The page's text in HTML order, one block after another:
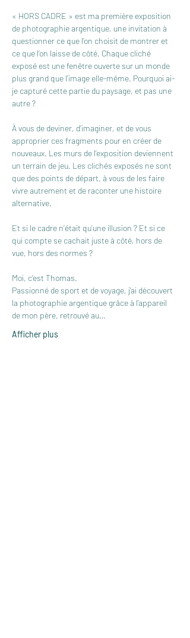
« HORS CADRE » est ma première exposition
de photographie argentique, une invitation à
questionner ce que l’on choisit de montrer et
ce que l’on laisse de côté. Chaque cliché
exposé est une fenêtre ouverte sur un monde
plus grand que l’image elle-même. Pourquoi ai-
je capturé cette partie du paysage, et pas une
autre ?
À vous de deviner, d’imaginer, et de vous
approprier ces fragments pour en créer de
nouveaux. Les murs de l’exposition deviennent
un terrain de jeu. Les clichés exposés ne sont
que des points de départ, à vous de les faire
vivre autrement et de raconter une histoire
alternative.
Et si le cadre n’était qu’une illusion ? Et si ce
qui compte se cachait juste à côté, hors de
vue, hors des normes ?
Moi, c’est Thomas.
Passionné de sport et de voyage, j’ai découvert
la photographie argentique grâce à l’appareil
de mon père, retrouvé au…
Afficher plus